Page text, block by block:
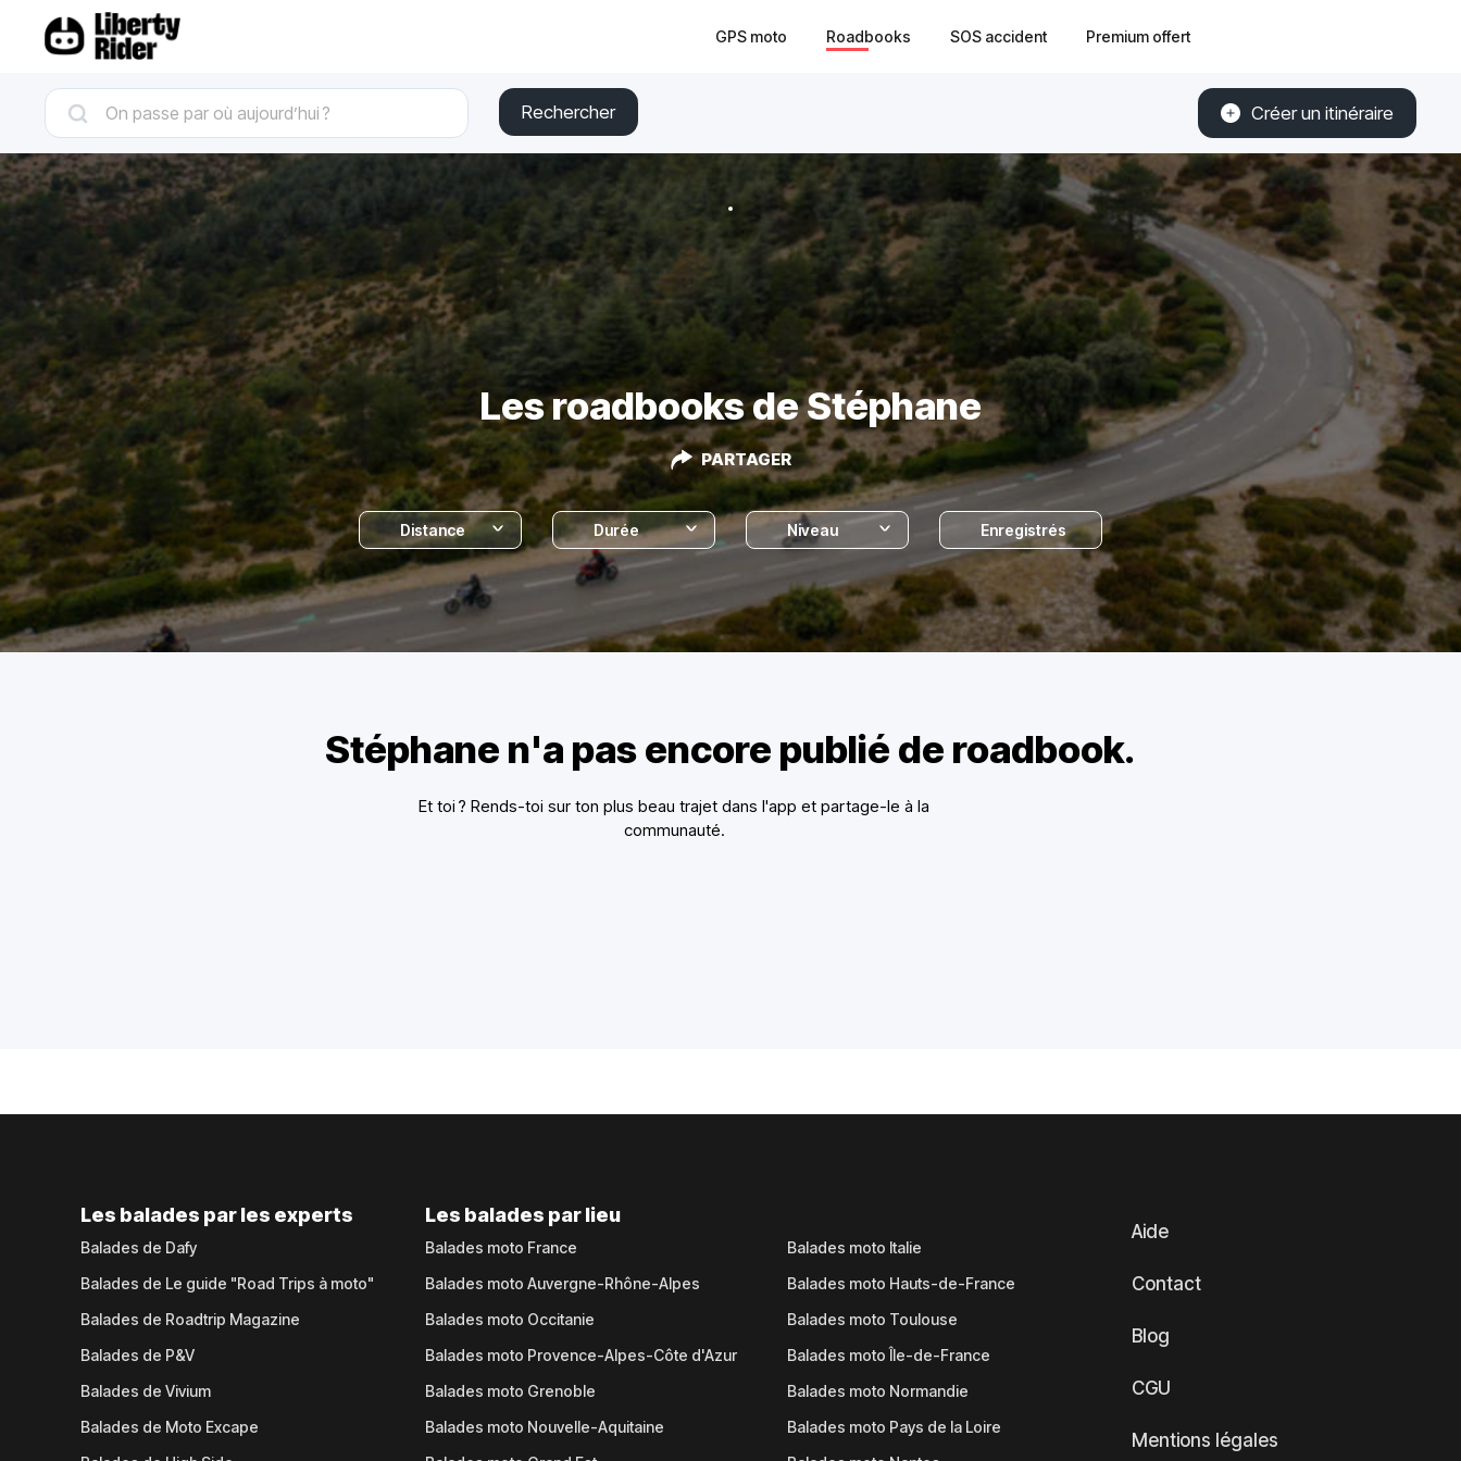
GPS moto Roadbooks SOS accident Premium offert
Rechercher Créer un itinéraire
Les roadbooks de Stéphane
PARTAGER
Distance Durée Niveau Enregistrés
Stéphane n'a pas encore publié de roadbook.
Et toi ? Rends-toi sur ton plus beau trajet dans l'app et partage-le à la
communauté.
Les balades par les experts
Balades de Dafy
Balades de Le guide "Road Trips à moto"
Balades de Roadtrip Magazine
Balades de P&V
Balades de Vivium
Balades de Moto Excape
Les balades par lieu
Balades moto France
Balades moto Auvergne-Rhône-Alpes
Balades moto Occitanie
Balades moto Provence-Alpes-Côte d'Azur
Balades moto Grenoble
Balades moto Nouvelle-Aquitaine
Balades moto Italie
Balades moto Hauts-de-France
Balades moto Toulouse
Balades moto Île-de-France
Balades moto Normandie
Balades moto Pays de la Loire
Aide
Contact
Blog
CGU
Mentions légales